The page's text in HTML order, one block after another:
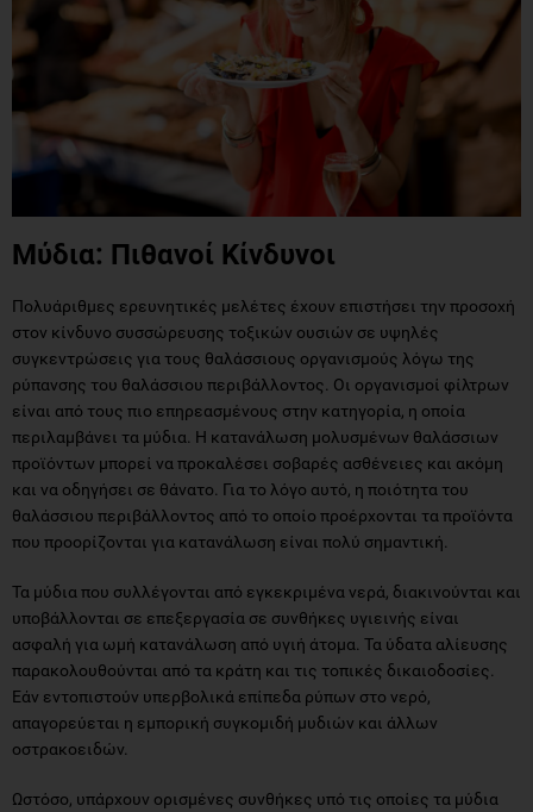
Μύδια: Πιθανοί Κίνδυνοι
Πολυάριθμες ερευνητικές μελέτες έχουν επιστήσει την προσοχή
στον κίνδυνο συσσώρευσης τοξικών ουσιών σε υψηλές
συγκεντρώσεις για τους θαλάσσιους οργανισμούς λόγω της
ρύπανσης του θαλάσσιου περιβάλλοντος. Οι οργανισμοί φίλτρων
είναι από τους πιο επηρεασμένους στην κατηγορία, η οποία
περιλαμβάνει τα μύδια. Η κατανάλωση μολυσμένων θαλάσσιων
προϊόντων μπορεί να προκαλέσει σοβαρές ασθένειες και ακόμη
και να οδηγήσει σε θάνατο. Για το λόγο αυτό, η ποιότητα του
θαλάσσιου περιβάλλοντος από το οποίο προέρχονται τα προϊόντα
που προορίζονται για κατανάλωση είναι πολύ σημαντική.
Τα μύδια που συλλέγονται από εγκεκριμένα νερά, διακινούνται και
υποβάλλονται σε επεξεργασία σε συνθήκες υγιεινής είναι
ασφαλή για ωμή κατανάλωση από υγιή άτομα. Τα ύδατα αλίευσης
παρακολουθούνται από τα κράτη και τις τοπικές δικαιοδοσίες.
Εάν εντοπιστούν υπερβολικά επίπεδα ρύπων στο νερό,
απαγορεύεται η εμπορική συγκομιδή μυδιών και άλλων
οστρακοειδών.
Ωστόσο, υπάρχουν ορισμένες συνθήκες υπό τις οποίες τα μύδια